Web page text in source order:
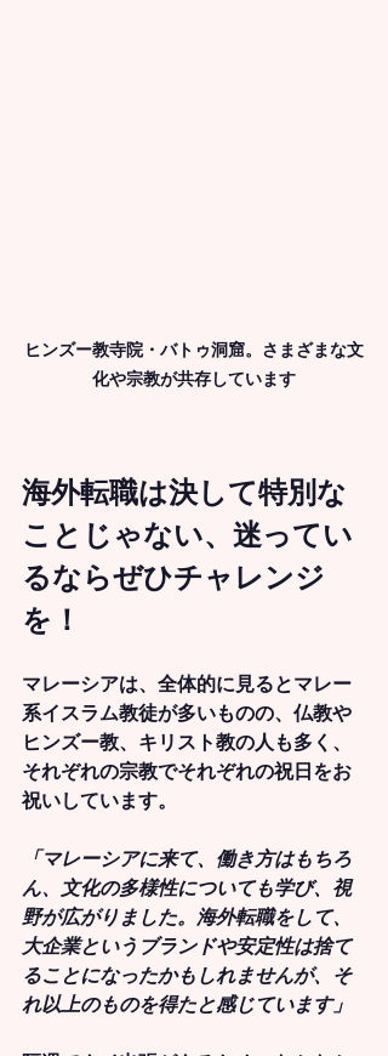
ヒンズー教寺院・バトゥ洞窟。さまざまな文
化や宗教が共存しています
海外転職は決して特別な
ことじゃない、迷ってい
るならぜひチャレンジ
を！
マレーシアは、全体的に見るとマレー
系イスラム教徒が多いものの、仏教や
ヒンズー教、キリスト教の人も多く、
それぞれの宗教でそれぞれの祝日をお
祝いしています。
「マレーシアに来て、働き方はもちろ
ん、文化の多様性についても学び、視
野が広がりました。海外転職をして、
大企業というブランドや安定性は捨て
ることになったかもしれませんが、そ
れ以上のものを得たと感じています」